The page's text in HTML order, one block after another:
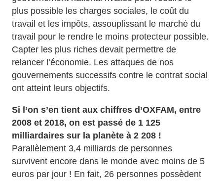
plus possible les charges sociales, le coût du
travail et les impôts, assouplissant le marché du
travail pour le rendre le moins protecteur possible.
Capter les plus riches devait permettre de
relancer l’économie. Les attaques de nos
gouvernements successifs contre le contrat social
ont atteint leurs objectifs.
Si l’on s’en tient aux chiffres d’OXFAM, entre
2008 et 2018, on est passé de 1 125
milliardaires sur la planète à 2 208 !
Parallèlement 3,4 milliards de personnes
survivent encore dans le monde avec moins de 5
euros par jour ! En fait, 26 personnes possèdent